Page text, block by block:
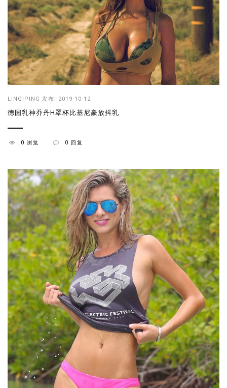
LINQIPING 发布| 2019-10-12
德国乳神乔丹H罩杯比基尼豪放抖乳
0 浏览 0 回复